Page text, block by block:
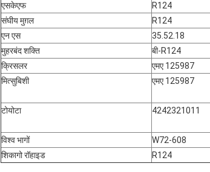
एसकेएफ
R124
संघीय मुग़ल
R124
एन एस
35.52.18
मुहरबंद शक्ति
बी-R124
क्रिसलर
एमए 125987
मित्सुबिशी
एमए 125987
टोयोटा 4242321011
विश्व भागों W72-608
शिकागो रॉहाइड
R124